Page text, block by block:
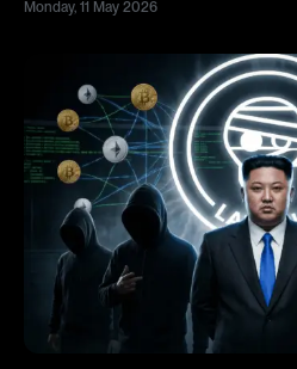
Monday, 11 May 2026